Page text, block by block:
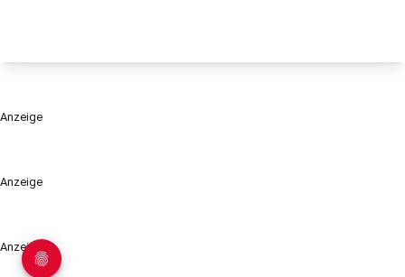
Anzeige
Anzeige
Anzeige